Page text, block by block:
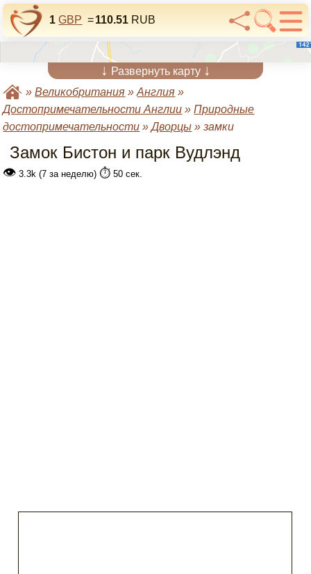
1 GBP =110.51 RUB
↓ Развернуть карту ↓
»Великобритания »Англия »
Достопримечательности Англии »Природные
достопримечательности »Дворцы »замки
Замок Бистон и парк Вудлэнд
👁 3.3k (7 за неделю) ⏱️ 50 сек.